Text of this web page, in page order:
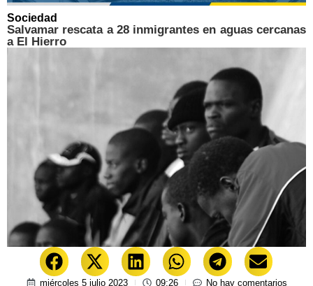
Sociedad
Salvamar rescata a 28 inmigrantes en aguas cercanas
a El Hierro
miércoles 5 julio 2023 09:26
No hay comentarios